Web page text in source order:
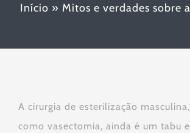
Início » Mitos e verdades sobre
A cirurgia de esterilização
como vasectomia, ainda é um tabu